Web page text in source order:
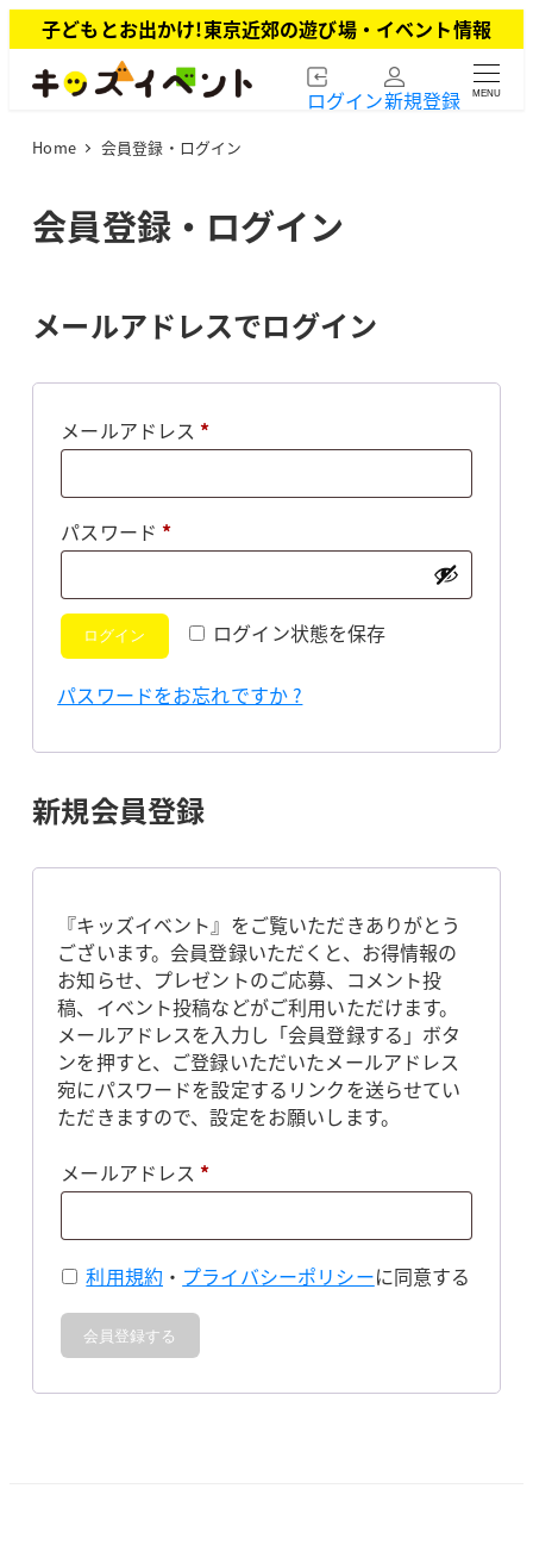
イ
子どもとお出かけ!東京近郊の遊び場・イベント情報
ログイン新規登録 MENU
Home 会員登録・ログイン
会員登録・ログイン
メールアドレスでログイン
メールアドレス *必
パスワード *必
ログイン状態を保存
ログイン
パスワードをお忘れですか ?
新規会員登録
『キッズイベント』をご覧いただきありがとう
ございます。会員登録いただくと、お得情報の
お知らせ、プレゼントのご応募、コメント投
稿、イベント投稿などがご利用いただけます。
メールアドレスを入力し「会員登録する」ボタ
ンを押すと、ご登録いただいたメールアドレス
宛にパスワードを設定するリンクを送らせてい
ただきますので、設定をお願いします。
メールアドレス *必
利用規約 ・ プライバシーポリシーに同意する
会員登録する